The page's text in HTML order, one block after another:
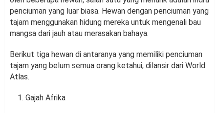
penciuman yang luar biasa. Hewan dengan penciuman yang
tajam menggunakan hidung mereka untuk mengenali bau
mangsa dari jauh atau merasakan bahaya.
Berikut tiga hewan di antaranya yang memiliki penciuman
tajam yang belum semua orang ketahui, dilansir dari World
Atlas.
Gajah Afrika